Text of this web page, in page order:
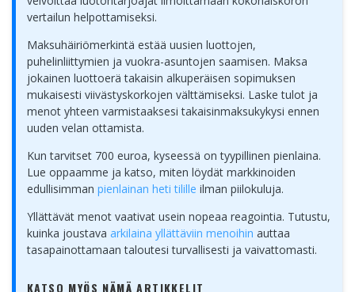
vertailun helpottamiseksi.
Maksuhäiriömerkintä estää uusien luottojen,
puhelinliittymien ja vuokra-asuntojen saamisen. Maksa
jokainen luottoerä takaisin alkuperäisen sopimuksen
mukaisesti viivästyskorkojen välttämiseksi. Laske tulot ja
menot yhteen varmistaaksesi takaisinmaksukykysi ennen
uuden velan ottamista.
Kun tarvitset 700 euroa, kyseessä on tyypillinen pienlaina.
Lue oppaamme ja katso, miten löydät markkinoiden
edullisimman pienlainan heti tilille ilman piilokuluja.
Yllättävät menot vaativat usein nopeaa reagointia. Tutustu,
kuinka joustava arkilaina yllättäviin menoihin auttaa
tasapainottamaan taloutesi turvallisesti ja vaivattomasti.
KATSO MYÖS NÄMÄ ARTIKKELIT